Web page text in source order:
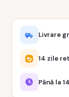
Livrare
14 zile
Până la